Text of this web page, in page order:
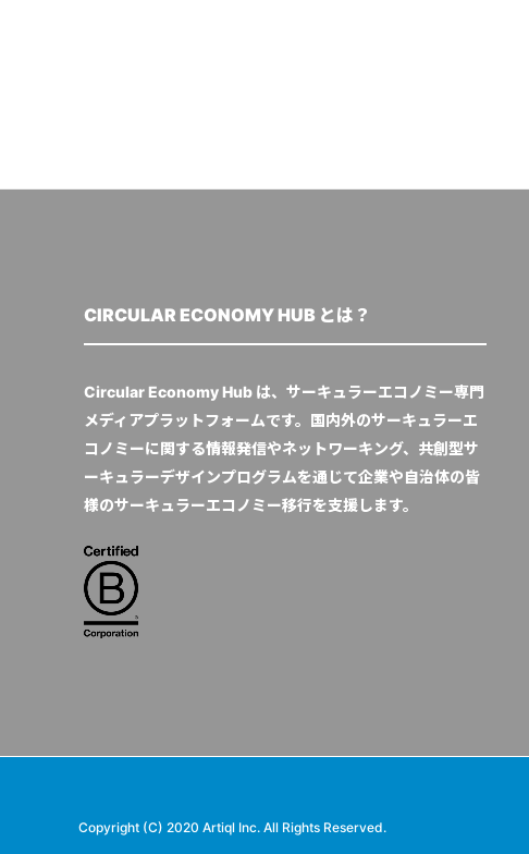
CIRCULAR ECONOMY HUB とは？
Circular Economy Hub は、サーキュラーエコノミー専門
メディアプラットフォームです。国内外のサーキュラーエ
コノミーに関する情報発信やネットワーキング、共創型サ
ーキュラーデザインプログラムを通じて企業や自治体の皆
様のサーキュラーエコノミー移行を支援します。
Copyright (C) 2020 Artiql Inc. All Rights Reserved.